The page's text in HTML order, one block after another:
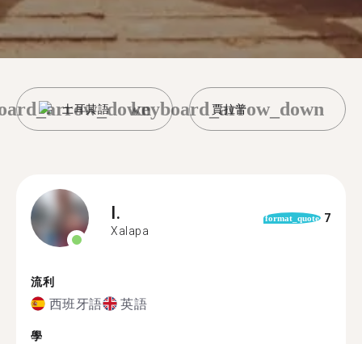
土耳其語 賈拉普
keyboard_arrow_down
I.
Xalapa
format_quote 7
流利
西班牙語 英語
學